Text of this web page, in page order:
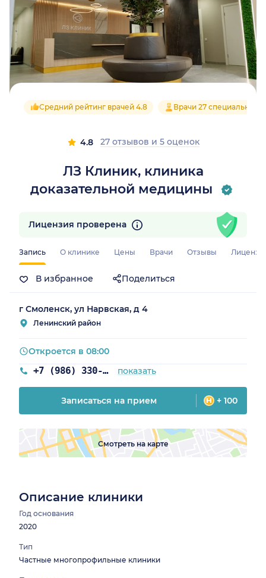
ЛЗ Клиник, клиника
доказательной медицины
Средний рейтинг врачей 4.8 Врачи 27
4.8 27 отзывов и 5 оценок
Запись О клинике Цены Врачи Отзывы
В избранное Поделиться
Лицензия проверена
г Смоленск, ул Нарвская, д 4
Ленинский район
+7 (986) 330-19-56 показать
Откроется в 08:00
Записаться на прием + 100
Смотреть на карте
Описание клиники
Год основания
2020
Тип
Частные многопрофильные клиники